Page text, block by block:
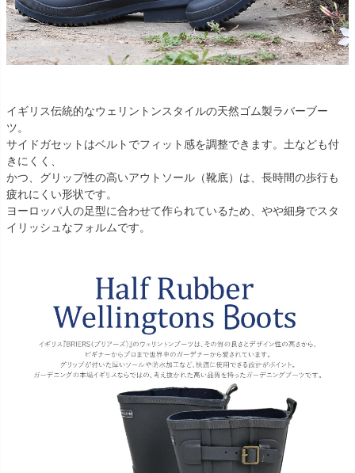
イギリス伝統的なウェリントンスタイルの天然ゴム製ラバーブー
ツ。
サイドガセットはベルトでフィット感を調整できます。土なども付
きにくく、
かつ、グリップ性の高いアウトソール（靴底）は、長時間の歩行も
疲れにくい形状です。
ヨーロッパ人の足型に合わせて作られているため、やや細身でスタ
イリッシュなフォルムです。